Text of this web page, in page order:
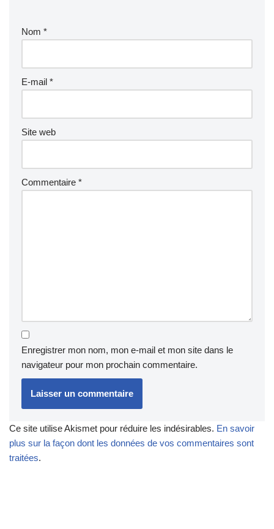
Nom *
E-mail *
Site web
Commentaire *
Enregistrer mon nom, mon e-mail et mon site dans le
navigateur pour mon prochain commentaire.
Ce site utilise Akismet pour réduire les indésirables. En savoir
plus sur la façon dont les données de vos commentaires sont
traitées.